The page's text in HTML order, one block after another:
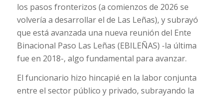
los pasos fronterizos (a comienzos de 2026 se
volvería a desarrollar el de Las Leñas), y subrayó
que está avanzada una nueva reunión del Ente
Binacional Paso Las Leñas (EBILEÑAS) -la última
fue en 2018-, algo fundamental para avanzar.
El funcionario hizo hincapié en la labor conjunta
entre el sector público y privado, subrayando la